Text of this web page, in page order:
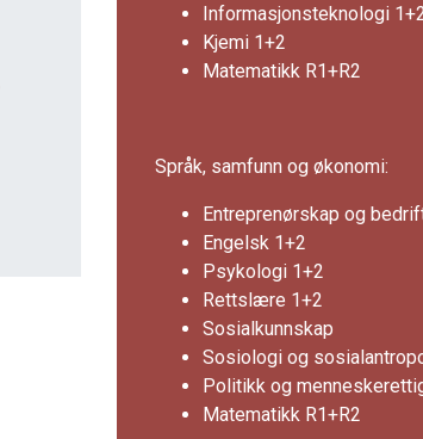
Informasjonsteknologi
Kjemi 1+2
Matematikk R1+R2
Språk, samfunn og økonomi:
Entreprenørskap og
Engelsk 1+2
Psykologi 1+2
Rettslære 1+2
Sosialkunnskap
Sosiologi og
Politikk og
Matematikk R1+R2